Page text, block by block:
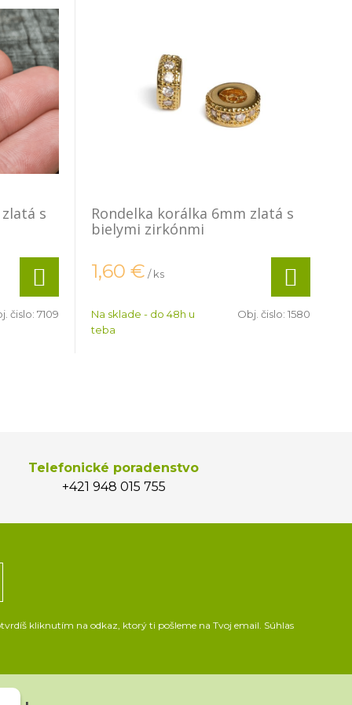
s
čislo: 7109
Rondelka korálka 6mm zlatá s
bielymi zirkónmi
1,60 € / ks
Na sklade - do 48h u
teba
Obj. čislo: 1580
Telefonické poradenstvo
+421 948 015 755
kliknutím na odkaz, ktorý ti pošleme na Tvoj email. Súhlas